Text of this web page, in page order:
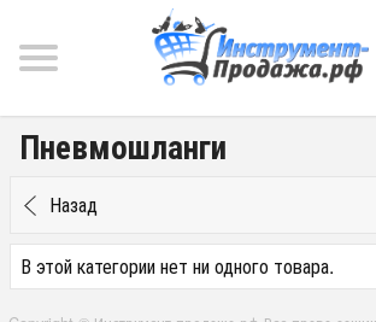
Пневмошланги
Назад
В этой категории нет ни одного товара.